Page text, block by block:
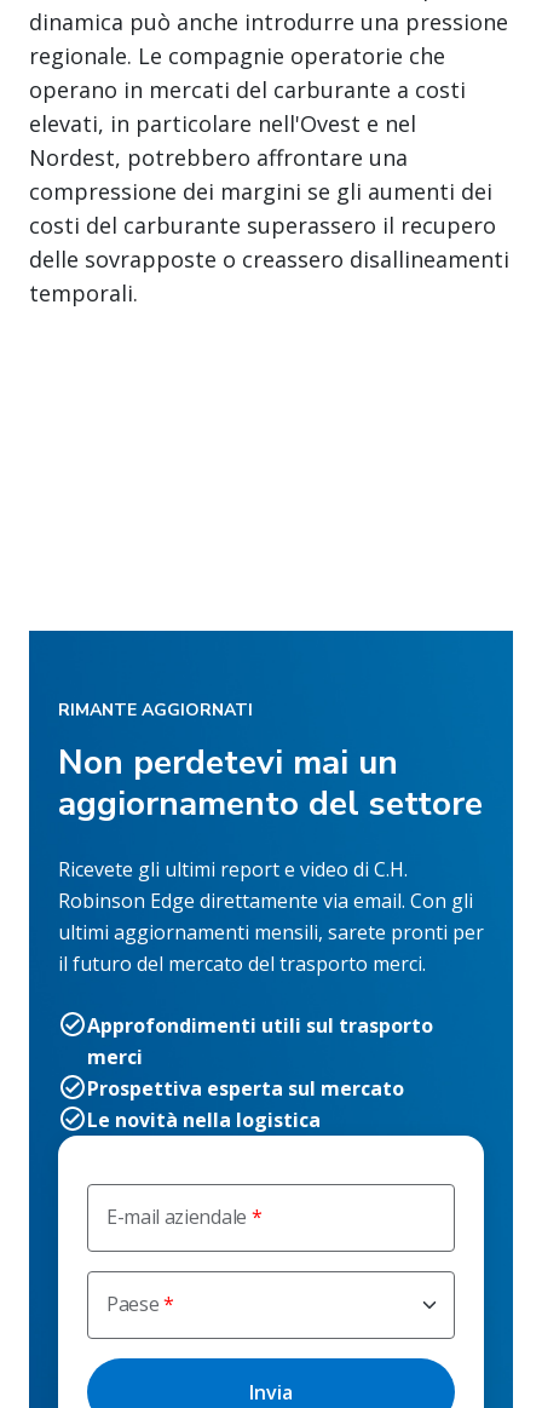
dinamica può anche introdurre una pressione
regionale. Le compagnie operatorie che
operano in mercati del carburante a costi
elevati, in particolare nell'Ovest e nel
Nordest, potrebbero affrontare una
compressione dei margini se gli aumenti dei
costi del carburante superassero il recupero
delle sovrapposte o creassero disallineamenti
temporali.
E-mail aziendale
Paese
RIMANTE AGGIORNATI
Non perdetevi mai un
aggiornamento del settore
Ricevete gli ultimi report e video di C.H.
Robinson Edge direttamente via email. Con gli
ultimi aggiornamenti mensili, sarete pronti per
il futuro del mercato del trasporto merci.
Approfondimenti utili sul trasporto
merci
Prospettiva esperta sul mercato
Le novità nella logistica